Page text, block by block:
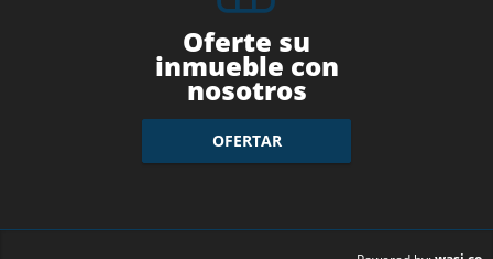
Oferte su
inmueble con
nosotros
OFERTAR